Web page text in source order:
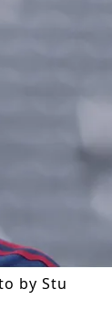
by Stu